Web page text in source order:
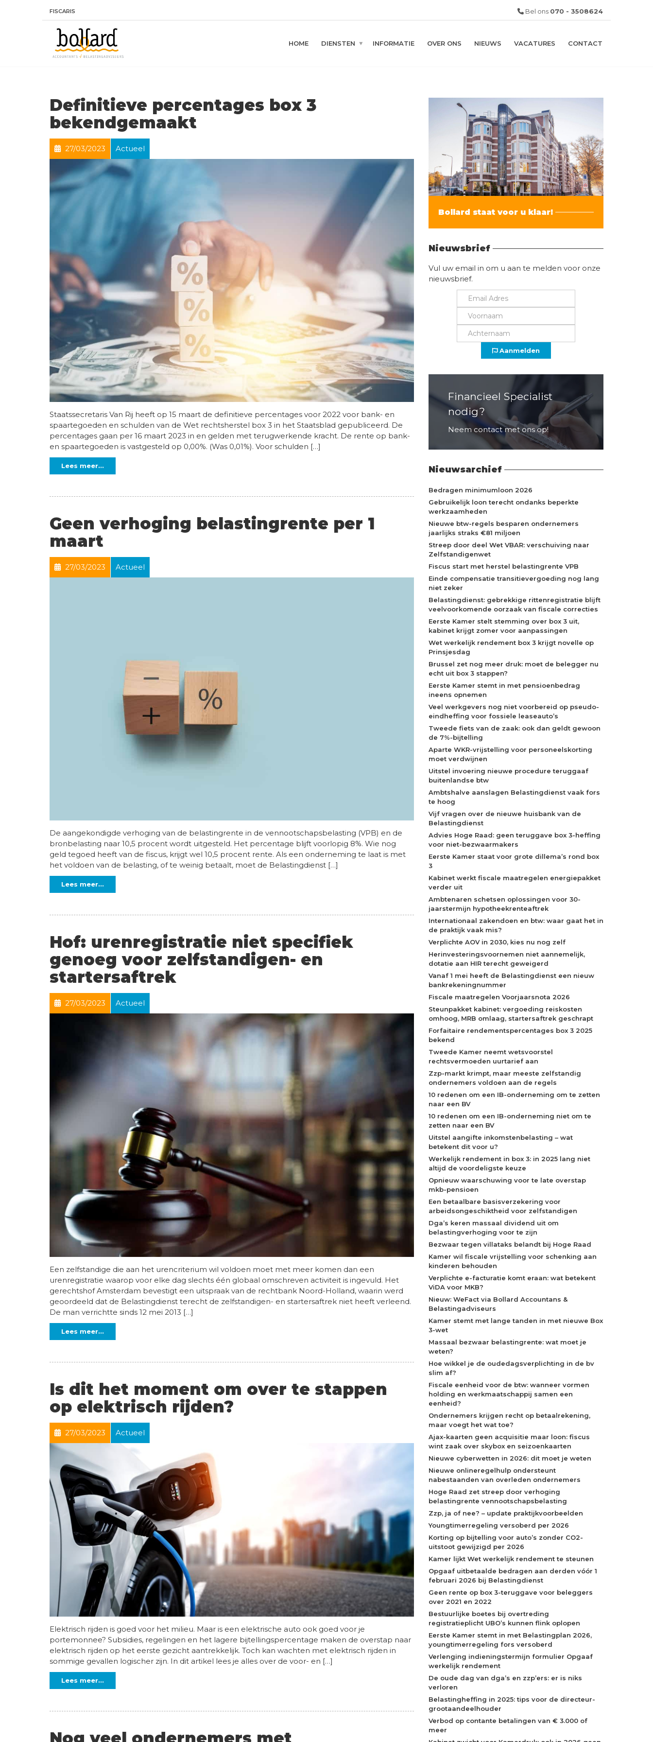
FISCARIS Bel ons 070 - 3508624
HOME DIENSTEN INFORMATIE OVER ONS NIEUWS VACATURES CONTACT
Definitieve percentages box 3
bekendgemaakt
27/03/2023 Actueel
Staatssecretaris Van Rij heeft op 15 maart de definitieve percentages voor 2022 voor bank- en
spaartegoeden en schulden van de Wet rechtsherstel box 3 in het Staatsblad gepubliceerd. De
percentages gaan per 16 maart 2023 in en gelden met terugwerkende kracht. De rente op bank-
en spaartegoeden is vastgesteld op 0,00%. (Was 0,01%). Voor schulden […]
Lees meer...
Geen verhoging belastingrente per 1
maart
27/03/2023 Actueel
De aangekondigde verhoging van de belastingrente in de vennootschapsbelasting (VPB) en de
bronbelasting naar 10,5 procent wordt uitgesteld. Het percentage blijft voorlopig 8%. Wie nog
geld tegoed heeft van de fiscus, krijgt wel 10,5 procent rente. Als een onderneming te laat is met
het voldoen van de belasting, of te weinig betaalt, moet de Belastingdienst […]
Lees meer...
Hof: urenregistratie niet specifiek
genoeg voor zelfstandigen- en
startersaftrek
27/03/2023 Actueel
Een zelfstandige die aan het urencriterium wil voldoen moet met meer komen dan een
urenregistratie waarop voor elke dag slechts één globaal omschreven activiteit is ingevuld. Het
gerechtshof Amsterdam bevestigt een uitspraak van de rechtbank Noord-Holland, waarin werd
geoordeeld dat de Belastingdienst terecht de zelfstandigen- en startersaftrek niet heeft verleend.
De man verrichtte sinds 12 mei 2013 […]
Lees meer...
Is dit het moment om over te stappen
op elektrisch rijden?
27/03/2023 Actueel
Elektrisch rijden is goed voor het milieu. Maar is een elektrische auto ook goed voor je
portemonnee? Subsidies, regelingen en het lagere bijtellingspercentage maken de overstap naar
elektrisch rijden op het eerste gezicht aantrekkelijk. Toch kan wachten met elektrisch rijden in
sommige gevallen logischer zijn. In dit artikel lees je alles over de voor- en […]
Lees meer...
Nog veel ondernemers met
Bollard staat voor u klaar!
Nieuwsbrief
Vul uw email in om u aan te melden voor onze
nieuwsbrief.
Aanmelden
Financieel Specialist
nodig?
Neem contact met ons op!
Nieuwsarchief
Bedragen minimumloon 2026
Gebruikelijk loon terecht ondanks beperkte
werkzaamheden
Nieuwe btw-regels besparen ondernemers
jaarlijks straks €81 miljoen
Streep door deel Wet VBAR: verschuiving naar
Zelfstandigenwet
Fiscus start met herstel belastingrente VPB
Einde compensatie transitievergoeding nog lang
niet zeker
Belastingdienst: gebrekkige rittenregistratie blijft
veelvoorkomende oorzaak van fiscale correcties
Eerste Kamer stelt stemming over box 3 uit,
kabinet krijgt zomer voor aanpassingen
Wet werkelijk rendement box 3 krijgt novelle op
Prinsjesdag
Brussel zet nog meer druk: moet de belegger nu
echt uit box 3 stappen?
Eerste Kamer stemt in met pensioenbedrag
ineens opnemen
Veel werkgevers nog niet voorbereid op pseudo-
eindheffing voor fossiele leaseauto’s
Tweede fiets van de zaak: ook dan geldt gewoon
de 7%-bijtelling
Aparte WKR-vrijstelling voor personeelskorting
moet verdwijnen
Uitstel invoering nieuwe procedure teruggaaf
buitenlandse btw
Ambtshalve aanslagen Belastingdienst vaak fors
te hoog
Vijf vragen over de nieuwe huisbank van de
Belastingdienst
Advies Hoge Raad: geen teruggave box 3-heffing
voor niet-bezwaarmakers
Eerste Kamer staat voor grote dillema’s rond box
3
Kabinet werkt fiscale maatregelen energiepakket
verder uit
Ambtenaren schetsen oplossingen voor 30-
jaarstermijn hypotheekrenteaftrek
Internationaal zakendoen en btw: waar gaat het in
de praktijk vaak mis?
Verplichte AOV in 2030, kies nu nog zelf
Herinvesteringsvoornemen niet aannemelijk,
dotatie aan HIR terecht geweigerd
Vanaf 1 mei heeft de Belastingdienst een nieuw
bankrekeningnummer
Fiscale maatregelen Voorjaarsnota 2026
Steunpakket kabinet: vergoeding reiskosten
omhoog, MRB omlaag, startersaftrek geschrapt
Forfaitaire rendementspercentages box 3 2025
bekend
Tweede Kamer neemt wetsvoorstel
rechtsvermoeden uurtarief aan
Zzp-markt krimpt, maar meeste zelfstandig
ondernemers voldoen aan de regels
10 redenen om een IB-onderneming om te zetten
naar een BV
10 redenen om een IB-onderneming niet om te
zetten naar een BV
Uitstel aangifte inkomstenbelasting – wat
betekent dit voor u?
Werkelijk rendement in box 3: in 2025 lang niet
altijd de voordeligste keuze
Opnieuw waarschuwing voor te late overstap
mkb-pensioen
Een betaalbare basisverzekering voor
arbeidsongeschiktheid voor zelfstandigen
Dga’s keren massaal dividend uit om
belastingverhoging voor te zijn
Bezwaar tegen villataks belandt bij Hoge Raad
Kamer wil fiscale vrijstelling voor schenking aan
kinderen behouden
Verplichte e-facturatie komt eraan: wat betekent
ViDA voor MKB?
Nieuw: WeFact via Bollard Accountans &
Belastingadviseurs
Kamer stemt met lange tanden in met nieuwe Box
3-wet
Massaal bezwaar belastingrente: wat moet je
weten?
Hoe wikkel je de oudedagsverplichting in de bv
slim af?
Fiscale eenheid voor de btw: wanneer vormen
holding en werkmaatschappij samen een
eenheid?
Ondernemers krijgen recht op betaalrekening,
maar voegt het wat toe?
Ajax-kaarten geen acquisitie maar loon: fiscus
wint zaak over skybox en seizoenkaarten
Nieuwe cyberwetten in 2026: dit moet je weten
Nieuwe onlineregelhulp ondersteunt
nabestaanden van overleden ondernemers
Hoge Raad zet streep door verhoging
belastingrente vennootschapsbelasting
Zzp, ja of nee? – update praktijkvoorbeelden
Youngtimerregeling versoberd per 2026
Korting op bijtelling voor auto’s zonder CO2-
uitstoot gewijzigd per 2026
Kamer lijkt Wet werkelijk rendement te steunen
Opgaaf uitbetaalde bedragen aan derden vóór 1
februari 2026 bij Belastingdienst
Geen rente op box 3-teruggave voor beleggers
over 2021 en 2022
Bestuurlijke boetes bij overtreding
registratieplicht UBO’s kunnen flink oplopen
Eerste Kamer stemt in met Belastingplan 2026,
youngtimerregeling fors versoberd
Verlenging indieningstermijn formulier Opgaaf
werkelijk rendement
De oude dag van dga’s en zzp’ers: er is niks
verloren
Belastingheffing in 2025: tips voor de directeur-
grootaandeelhouder
Verbod op contante betalingen van € 3.000 of
meer